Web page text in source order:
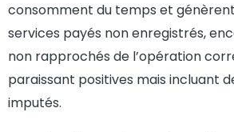
consomment du temps et
services payés non enregistrés,
non rapprochés de l’opération
paraissant positives mais incluant
imputés.